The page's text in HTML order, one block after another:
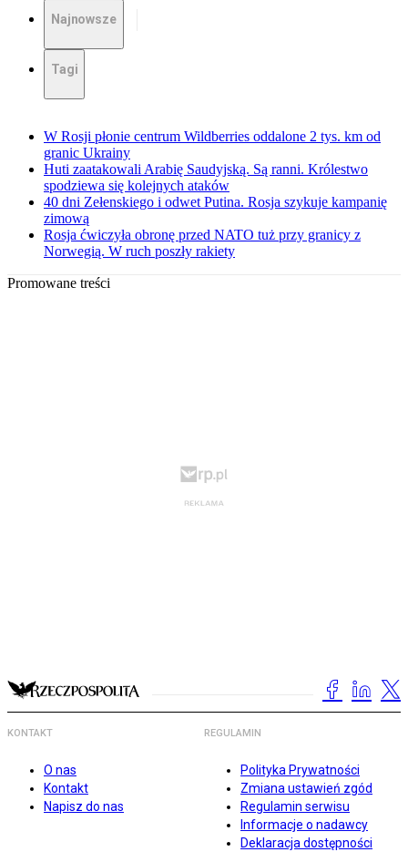
Najnowsze
Tagi
W Rosji płonie centrum Wildberries oddalone 2 tys. km od
granic Ukrainy
Huti zaatakowali Arabię Saudyjską. Są ranni. Królestwo
spodziewa się kolejnych ataków
40 dni Zełenskiego i odwet Putina. Rosja szykuje kampanię
zimową
Rosja ćwiczyła obronę przed NATO tuż przy granicy z
Norwegią. W ruch poszły rakiety
Promowane treści
KONTAKT
O nas
Kontakt
Napisz do nas
REGULAMIN
Polityka Prywatności
Zmiana ustawień zgód
Regulamin serwisu
Informacje o nadawcy
Deklaracja dostępności